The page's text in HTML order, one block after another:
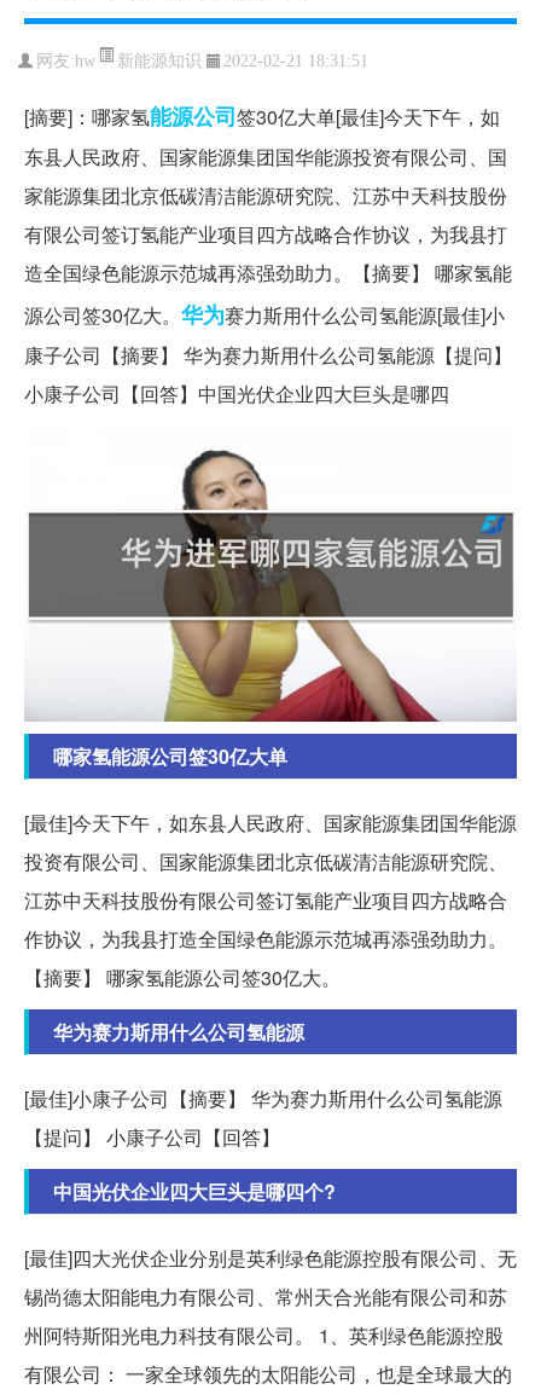
网友:hw 新能源知识 2022-02-21 18:31:51
[摘要]：哪家氢能源公司签30亿大单[最佳]今天下午，如
东县人民政府、国家能源集团国华能源投资有限公司、国
家能源集团北京低碳清洁能源研究院、江苏中天科技股份
有限公司签订氢能产业项目四方战略合作协议，为我县打
造全国绿色能源示范城再添强劲助力。【摘要】 哪家氢能
源公司签30亿大。 华为赛力斯用什么公司氢能源[最佳]小
康子公司【摘要】 华为赛力斯用什么公司氢能源【提问】
小康子公司【回答】中国光伏企业四大巨头是哪四
哪家氢能源公司签30亿大单
[最佳]今天下午，如东县人民政府、国家能源集团国华能源
投资有限公司、国家能源集团北京低碳清洁能源研究院、
江苏中天科技股份有限公司签订氢能产业项目四方战略合
作协议，为我县打造全国绿色能源示范城再添强劲助力。
【摘要】 哪家氢能源公司签30亿大。
华为赛力斯用什么公司氢能源
[最佳]小康子公司【摘要】 华为赛力斯用什么公司氢能源
【提问】 小康子公司【回答】
中国光伏企业四大巨头是哪四个?
[最佳]四大光伏企业分别是英利绿色能源控股有限公司、无
锡尚德太阳能电力有限公司、常州天合光能有限公司和苏
州阿特斯阳光电力科技有限公司。 1、英利绿色能源控股
有限公司： 一家全球领先的太阳能公司，也是全球最大的